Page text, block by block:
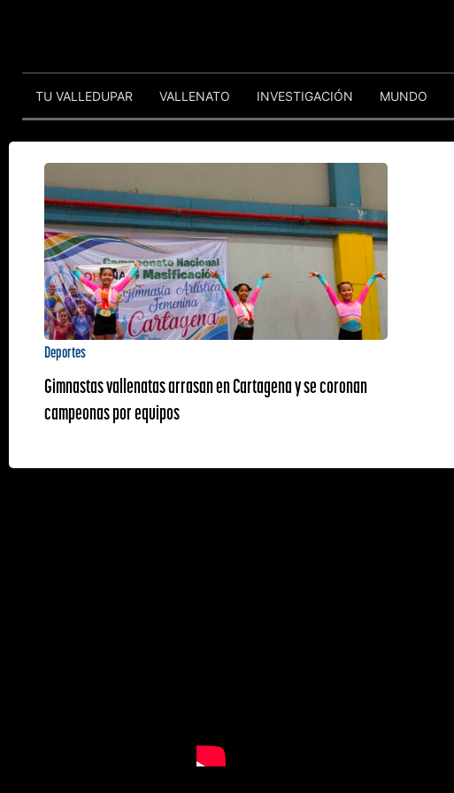
TU VALLEDUPAR VALLENATO INVESTIGACIÓN MUNDO
Deportes
Gimnastas vallenatas arrasan en Cartagena y se coronan
campeonas por equipos